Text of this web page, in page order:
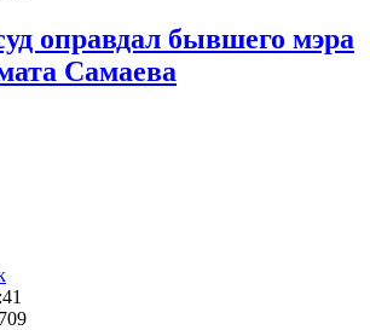
оправдал бывшего мэра
Самаева